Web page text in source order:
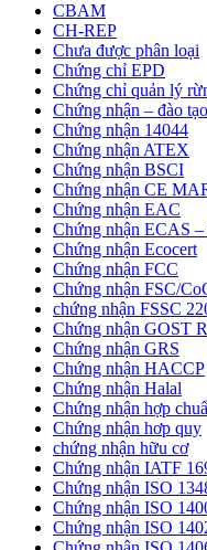
CBAM
CH-REP
Chưa được phân loại
Chứng chỉ EPD
Chứng chỉ quản lý
Chứng nhận – đào
Chứng nhận 14044
Chứng nhận ATEX
Chứng nhận BSCI
Chứng nhận CE
Chứng nhận EAC
Chứng nhận ECAS
Chứng nhận Ecocert
Chứng nhận FCC
Chứng nhận FSC/
chứng nhận FSSC
Chứng nhận GOST R
Chứng nhận GRS
Chứng nhận HACCP
Chứng nhận Halal
Chứng nhận hợp
Chứng nhận hơp quy
chứng nhận hữu cơ
Chứng nhận IATF
Chứng nhận ISO
Chứng nhận ISO
Chứng nhận ISO